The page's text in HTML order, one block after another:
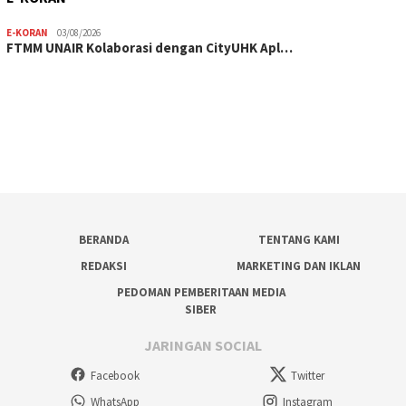
E-KORAN 03/08/2026
FTMM UNAIR Kolaborasi dengan CityUHK Apl…
BERANDA
TENTANG KAMI
REDAKSI
MARKETING DAN IKLAN
PEDOMAN PEMBERITAAN MEDIA
SIBER
JARINGAN SOCIAL
Facebook
Twitter
WhatsApp
Instagram